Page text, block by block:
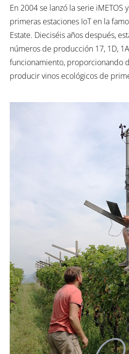
En 2004 se lanzó la serie iMETOS
primeras estaciones IoT en la
Estate. Dieciséis años después,
números de producción 17, 1D,
funcionamiento, proporcionando
producir vinos ecológicos de